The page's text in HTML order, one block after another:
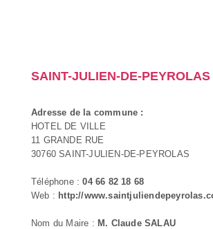
SAINT-JULIEN-DE-PEYROLAS
Adresse de la commune :
HOTEL DE VILLE
11 GRANDE RUE
30760 SAINT-JULIEN-DE-PEYROLAS
Téléphone :04 66 82 18 68
Web : http://
Nom du Maire : M. Claude SALAU